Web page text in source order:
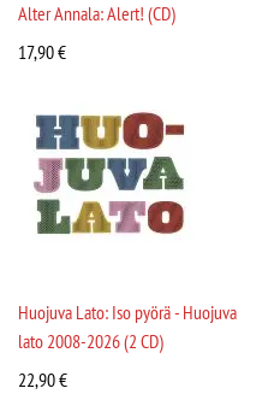
Alter Annala: Alert! (CD)
17,90€
Huojuva Lato: Iso pyörä - Huojuva
lato 2008-2026 (2 CD)
22,90€